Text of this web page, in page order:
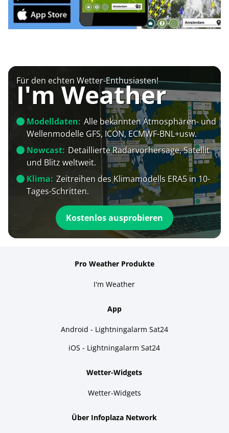
Für den echten Wetter-Enthusiasten!
I'm Weather
Modelldaten: Alle bekannten Atmosphären- und
Wellenmodelle GFS, ICON, ECMWF-BNL+usw.
Nowcast: Detaillierte Radarvorhersage, Satellit
und Blitz weltweit.
Klima: Zeitreihen des Klimamodells ERA5 in 10-
Tages-Schritten.
Kostenlos ausprobieren
Pro Weather Produkte
I'm Weather
App
Android - Lightningalarm Sat24
iOS - Lightningalarm Sat24
Wetter-Widgets
Wetter-Widgets
Über Infoplaza Network